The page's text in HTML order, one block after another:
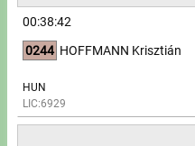
00:38:42
0244 HOFFMANN Krisztián
HUN
LIC:6929